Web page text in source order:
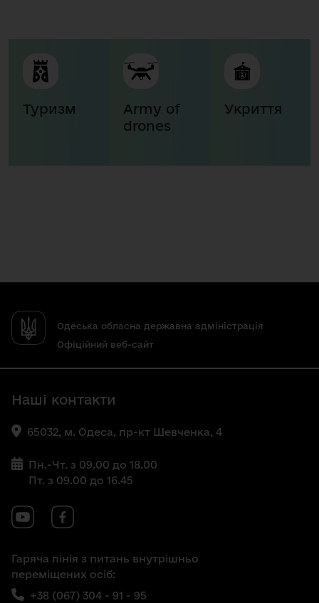
Туризм
Army of
drones
Укриття
Одеська обласна державна адміністрація
Офіційний веб-сайт
Наші контакти
65032, м. Одеса, пр-кт Шевченка, 4
Пн.-Чт. з 09.00 до 18.00
Пт. з 09.00 до 16.45
Гаряча лінія з питань внутрішньо
переміщених осіб:
+38 (067) 304 - 91 - 95